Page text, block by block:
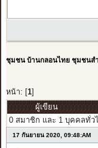
ชุมชน บ้านกลอนไทย ชุมชนส
หน้า: [ 1]
ผู้เขียน
0 สมาชิก และ 1 บุคคลทั่ว
17 กันยายน 2020, 09:48:AM